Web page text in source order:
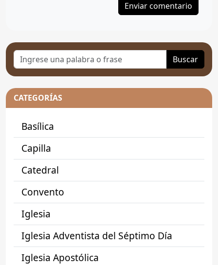
Buscar
CATEGORÍAS
Basílica
Capilla
Catedral
Convento
Iglesia
Iglesia Adventista del Séptimo Día
Iglesia Apostólica